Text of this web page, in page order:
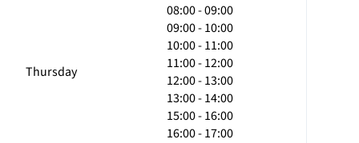
Thursday
08:00 - 09:00
09:00 - 10:00
10:00 - 11:00
11:00 - 12:00
12:00 - 13:00
13:00 - 14:00
15:00 - 16:00
16:00 - 17:00